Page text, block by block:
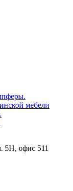
мебели
5Н, офис 511